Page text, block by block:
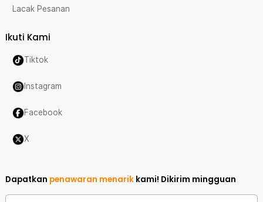
Lacak Pesanan
Ikuti Kami
Tiktok
Instagram
Facebook
X
Dapatkan penawaran menarik kami! Dikirim mingguan